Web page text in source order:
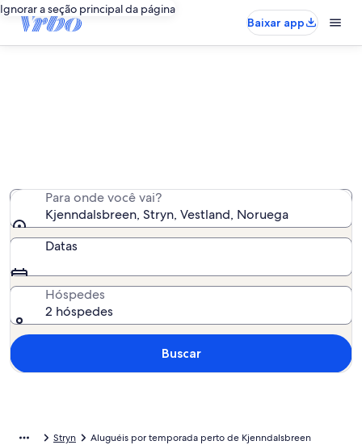
Ignorar a seção principal da página
Baixar app
Para onde você vai?
Kjenndalsbreen, Stryn, Vestland, Noruega
Datas
Hóspedes
2 hóspedes
Buscar
Stryn Aluguéis por temporada perto de Kjenndalsbreen